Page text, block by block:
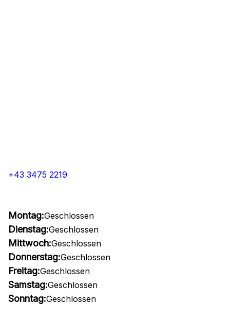
+43 3475 2219
Montag:Geschlossen
Dienstag:Geschlossen
Mittwoch:Geschlossen
Donnerstag:Geschlossen
Freitag:Geschlossen
Samstag:Geschlossen
Sonntag:Geschlossen